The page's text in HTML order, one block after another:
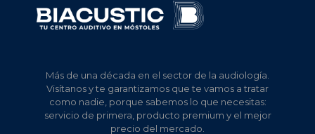
Más de una década en el sector de la audiología.
Visítanos y te garantizamos que te vamos a tratar
como nadie, porque sabemos lo que necesitas:
servicio de primera, producto premium y el mejor
precio del mercado.